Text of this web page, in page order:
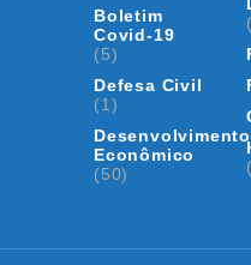
Boletim
Covid-19
(5)
Defesa Civil
(1)
Desenvolvimento
Econômico
(50)